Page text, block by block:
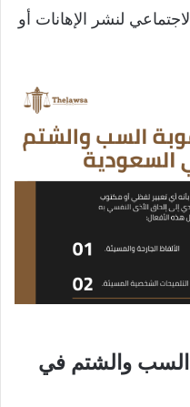
لنشر الإهانات أو
السب والشتم في